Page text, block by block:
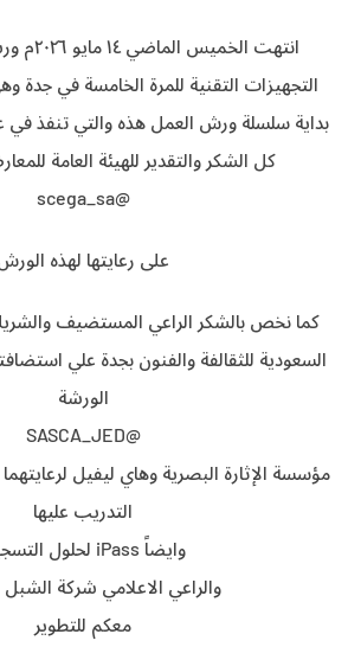
انتهت
بداية سلسلة ورش العمل هذه والتي تنفذ
كل الشكر والتقدير للهيئة العامة
@scega_sa
على رعايتها لهذه
كما نخص بالشكر الراعي المستضيف
السعودية للثقالفة والفنون بجدة علي
الورشة
@SASCA_JED
مؤسسة الإثارة البصرية وهاي ليفيل
التدريب عليها
وايضاً iPass لحلول التسجيل
والراعي الاعلامي شركة الشبل
معكم للتطوير